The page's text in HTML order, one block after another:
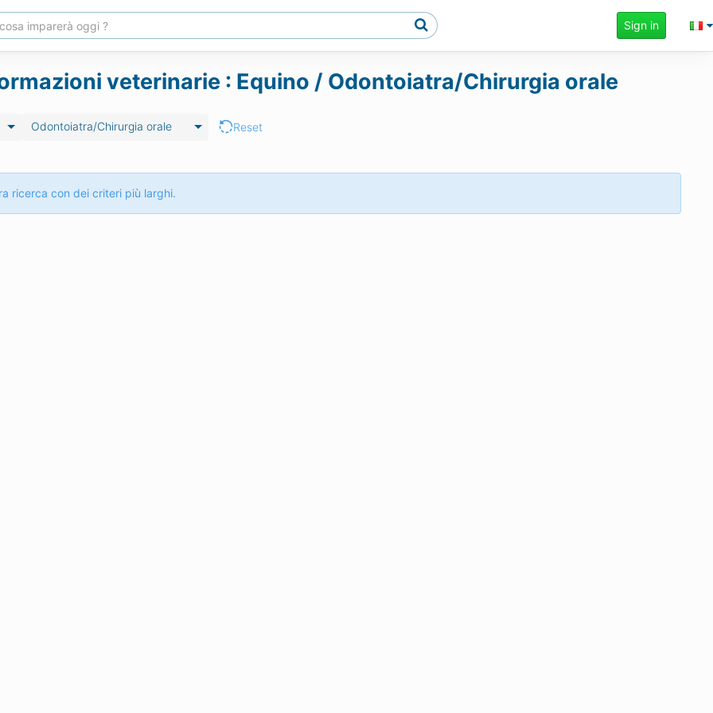
Sign in
veterinarie : Equino / Odontoiatra/Chirurgia orale
Odontoiatra/Chirurgia orale Reset
ricerca con dei criteri più larghi.